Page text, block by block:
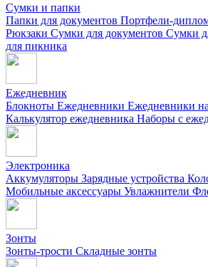
Сумки и папки
Папки для документов Портфели-
Рюкзаки Сумки для документов Сумки
для пикника
Ежедневник
Блокноты Ежедневники Ежедневники на
Калькулятор ежедневника Наборы с
Электроника
Аккумуляторы Зарядные устройства
Мобильные аксессуары Увлажнители
Зонты
Зонты-трости Складные зонты